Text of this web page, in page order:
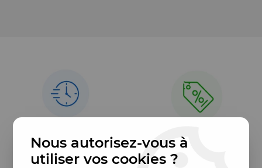
Nous autorisez-vous à
utiliser vos cookies ?